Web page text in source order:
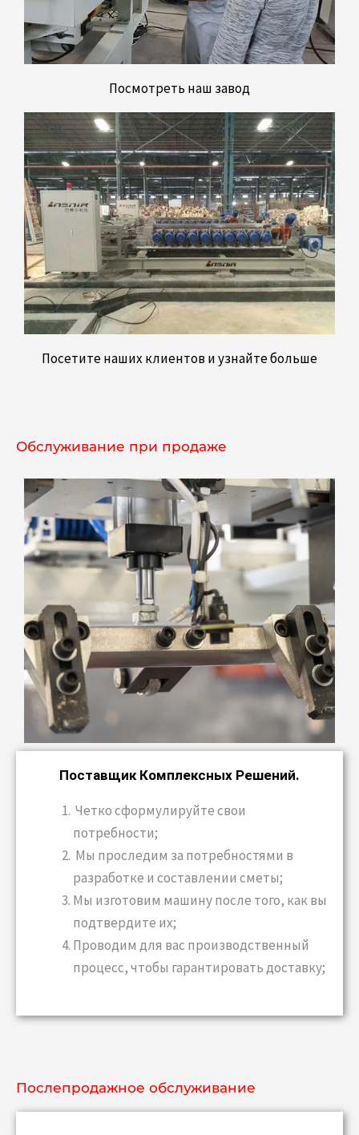
Посмотреть наш завод
Посетите наших клиентов и узнайте больше
Обслуживание при продаже
Поставщик Комплексных Решений.
Четко сформулируйте свои
потребности;
Мы проследим за потребностями в
разработке и составлении сметы;
Мы изготовим машину после того, как вы
подтвердите их;
Проводим для вас производственный
процесс, чтобы гарантировать доставку;
Послепродажное обслуживание